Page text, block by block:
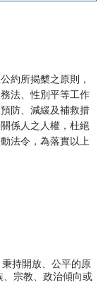
約所揭櫫之原則，
法、性別平等工作
防、減緩及補救措
係人之人權，杜絕
法令，為落實以上
持開放、公平的原
宗教、政治傾向或